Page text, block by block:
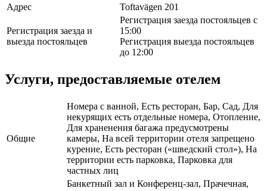
Адрес
Toftavägen 201
Регистрация заезда и
выезда постояльцев
Регистрация заезда постояльцев с
15:00
Регистрация выезда постояльцев
до 12:00
Услуги, предоставляемые отелем
Общие
Номера с ванной, Есть ресторан, Бар, Сад, Для
некурящих есть отдельные номера, Отопление,
Для храненения багажа предусмотрены
камеры, На всей территории отеля запрещено
курение, Есть ресторан («шведский стол»), На
территории есть парковка, Парковка для
частных лиц
Банкетный зал и Конференц-зал, Прачечная,